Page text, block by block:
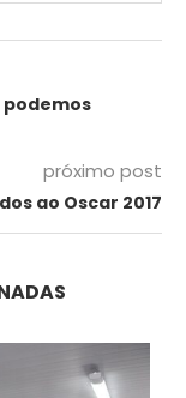
podemos
próximo post
ao Oscar 2017